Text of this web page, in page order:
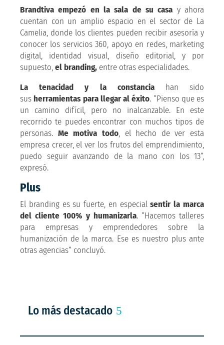
Brandtiva empezó en la sala de su casa y ahora
cuentan con un amplio espacio en el sector de La
Camelia, donde los clientes pueden recibir asesoría y
conocer los servicios 360, apoyo en redes, marketing
digital, identidad visual, diseño editorial, y por
supuesto,el branding, entre otras especialidades.
La tenacidad y la constanciahan sido
sus herramientas para llegar al éxito. “Pienso que es
un camino difícil, pero no inalcanzable. En este
recorrido te puedes encontrar con muchos tipos de
personas. Me motiva todo, el hecho de ver esta
empresa crecer, el ver los frutos del emprendimiento,
puedo seguir avanzando de la mano con los 13”,
expresó.
Plus
El branding es su fuerte, en especialsentir la marca
del cliente 100% y humanizarla. “Hacemos talleres
para empresas y emprendedores sobre la
humanización de la marca. Ese es nuestro plus ante
otras agencias” concluyó.
Lo más destacado